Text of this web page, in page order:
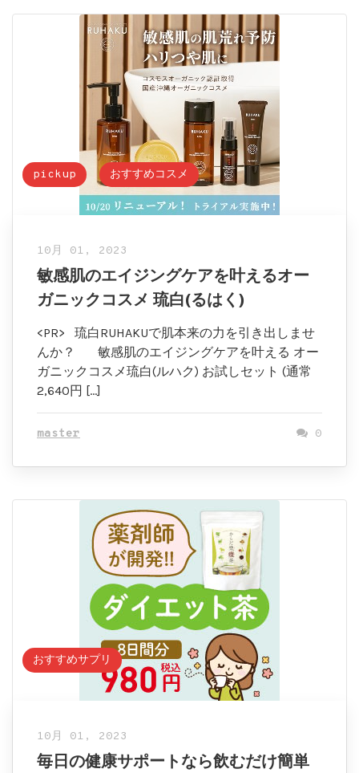
pickup おすすめコスメ
10月 01, 2023
敏感肌のエイジングケアを叶えるオー
ガニックコスメ 琉白(るはく)
<PR> 琉白RUHAKUで肌本来の力を引き出しませ
んか？ 敏感肌のエイジングケアを叶える オー
ガニックコスメ琉白(ルハク) お試しセット (通常
2,640円 […]
master 0
おすすめサプリ
10月 01, 2023
毎日の健康サポートなら飲むだけ簡単